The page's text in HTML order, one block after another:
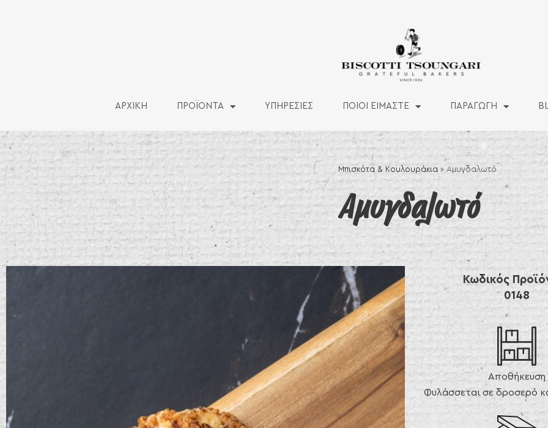
ΑΡΧΙΚΗ ΠΡΟΪΟΝΤΑ ΥΠΗΡΕΣΙΕΣ ΠΟΙΟΙ ΕΙΜΑΣΤΕ ΠΑΡΑΓΩΓΗ
Μπισκότα & Κουλουράκια» Αμυγδαλωτό
Αμυγδαλωτό
Κωδικός
0148
Αποθήκευση
Φυλάσσεται σε δροσερό